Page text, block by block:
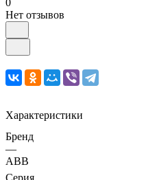
Нет отзывов
Характеристики
Бренд
—
ABB
Серия